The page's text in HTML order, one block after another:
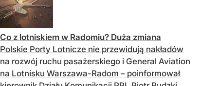
Co z lotniskiem w Radomiu? Duża zmiana
Polskie Porty Lotnicze nie przewidują nakładów
na rozwój ruchu pasażerskiego i General Aviation
na Lotnisku Warszawa-Radom – poinformował